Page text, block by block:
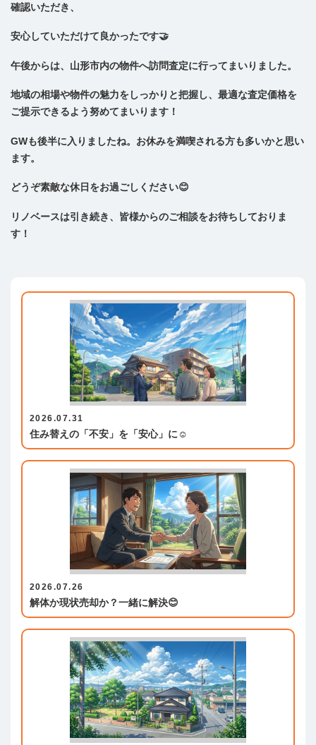
確認いただき、
安心していただけて良かったです🤝
午後からは、山形市内の物件へ訪問査定に行ってまいりました。
地域の相場や物件の魅力をしっかりと把握し、 最適な査定価格を
ご提示できるよう努めてまいります！
GWも後半に入りましたね。 お休みを満喫される方も多いかと思い
ます。
どうぞ素敵な休日をお過ごしください😊
リノベースは引き続き、皆様からのご相談をお待ちしておりま
す！
2026.07.31
住み替えの「不安」を「安心」に☺️
2026.07.26
解体か現状売却か？一緒に解決😊